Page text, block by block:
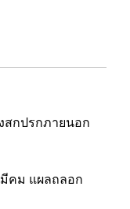
สกปรกภายนอก
มีคม แผลถลอก